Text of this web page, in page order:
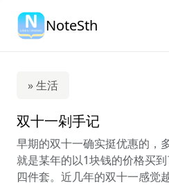
NoteSth
» 生活
双十一剁手记
早期的双十一确实挺优惠的，
就是某年的以1块钱的价格买
四件套。近几年的双十一感觉